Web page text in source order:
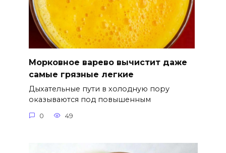
Морковное варево вычистит даже
самые грязные легкие
Дыхательные пути в холодную пору
оказываются под повышенным
0 49